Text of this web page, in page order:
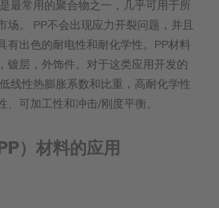
最常用的聚合物之一，几乎可用于所
场。 PP不会出现应力开裂问题，并且
有出色的耐电性和耐化学性。PP材料
镀层，外饰件。对于这类应用开发的
线性热膨胀系数和比重，高耐化学性
、可加工性和冲击/刚度平衡。
）材料的应用